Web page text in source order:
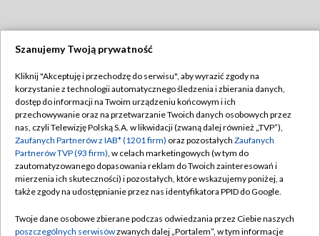
TVP
Abonament TVP
Emisja w TVP
Centrum informacji TVP
Naziemna Telewizja Cyfrowa
Rada Programowa
Regulamin TVP
Polityka prywatności
Moje zgody
Pomoc
Kontakt
Szanujemy Twoją prywatność
Kliknij "Akceptuję i przechodzę do serwisu", aby wyrazić zgody na
korzystanie z technologii automatycznego śledzenia i zbierania danych,
dostęp do informacji na Twoim urządzeniu końcowym i ich
przechowywanie oraz na przetwarzanie Twoich danych osobowych przez
nas, czyli Telewizję Polską S.A. w likwidacji (zwaną dalej również „TVP”),
Zaufanych Partnerów z IAB* (1201 firm) oraz pozostałych Zaufanych
Partnerów TVP (93 firm), w celach marketingowych (w tym do
zautomatyzowanego dopasowania reklam do Twoich zainteresowań i
mierzenia ich skuteczności) i pozostałych, które wskazujemy poniżej, a
także zgody na udostępnianie przez nas identyfikatora PPID do Google.
Twoje dane osobowe zbierane podczas odwiedzania przez Ciebie naszych
poszczególnych serwisówzwanych dalej „Portalem”, w tym informacje